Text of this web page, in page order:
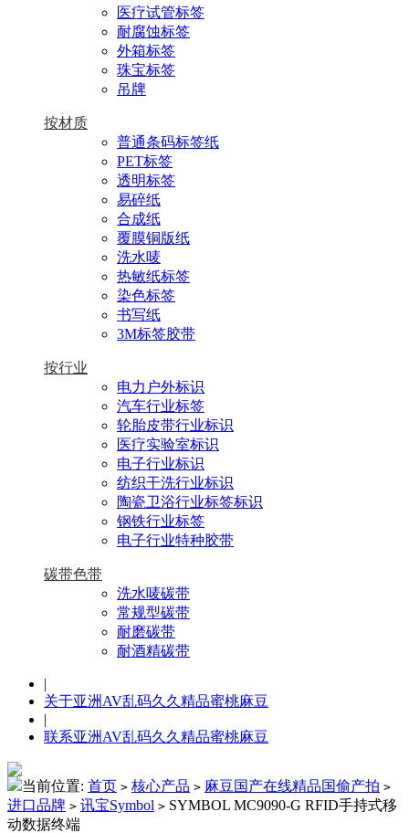
医疗试管标签
耐腐蚀标签
外箱标签
珠宝标签
吊牌
按材质
普通条码标签纸
PET标签
透明标签
易碎纸
合成纸
覆膜铜版纸
洗水唛
热敏纸标签
染色标签
书写纸
3M标签胶带
按行业
电力户外标识
汽车行业标签
轮胎皮带行业标识
医疗实验室标识
电子行业标识
纺织干洗行业标识
陶瓷卫浴行业标签标识
钢铁行业标签
电子行业特种胶带
碳带色带
洗水唛碳带
常规型碳带
耐磨碳带
耐酒精碳带
|
关于亚洲AV乱码久久精品蜜桃麻豆
|
联系亚洲AV乱码久久精品蜜桃麻豆
当前位置: 首页 > 核心产品 > 麻豆国产在线精品国偷产拍 >
进口品牌 > 讯宝Symbol > SYMBOL MC9090-G RFID手持式移
动数据终端